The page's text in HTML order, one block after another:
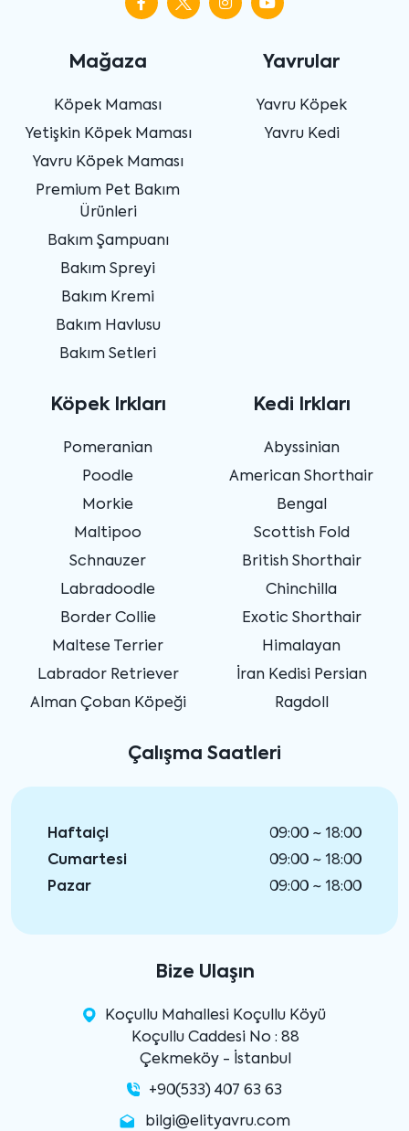
Mağaza
Köpek Maması
Yetişkin Köpek Maması
Yavru Köpek Maması
Premium Pet Bakım
Ürünleri
Bakım Şampuanı
Bakım Spreyi
Bakım Kremi
Bakım Havlusu
Bakım Setleri
Yavrular
Yavru Köpek
Yavru Kedi
Köpek Irkları
Pomeranian
Poodle
Morkie
Maltipoo
Schnauzer
Labradoodle
Border Collie
Maltese Terrier
Labrador Retriever
Alman Çoban Köpeği
Kedi Irkları
Abyssinian
American Shorthair
Bengal
Scottish Fold
British Shorthair
Chinchilla
Exotic Shorthair
Himalayan
İran Kedisi Persian
Ragdoll
Çalışma Saatleri
Haftaiçi
09:00 ~ 18:00
Cumartesi
09:00 ~ 18:00
Pazar
09:00 ~ 18:00
Bize Ulaşın
Koçullu Mahallesi Koçullu Köyü
Koçullu Caddesi No : 88
Çekmeköy - İstanbul
+90(533) 407 63 63
bilgi@elityavru.com